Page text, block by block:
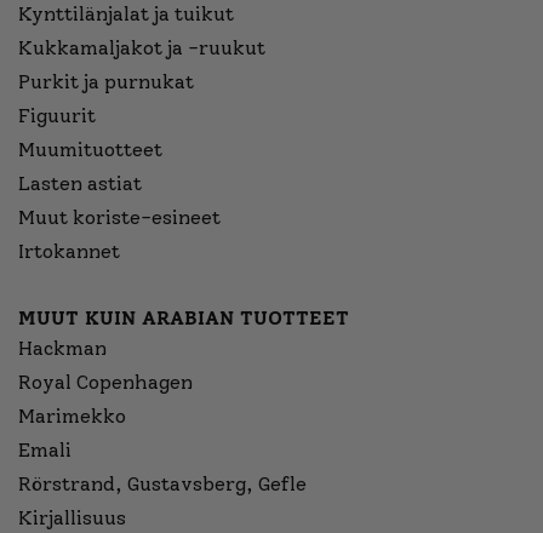
Kynttilänjalat ja tuikut
Kukkamaljakot ja -ruukut
Purkit ja purnukat
Figuurit
Muumituotteet
Lasten astiat
Muut koriste-esineet
Irtokannet
MUUT KUIN ARABIAN TUOTTEET
Hackman
Royal Copenhagen
Marimekko
Emali
Rörstrand, Gustavsberg, Gefle
Kirjallisuus